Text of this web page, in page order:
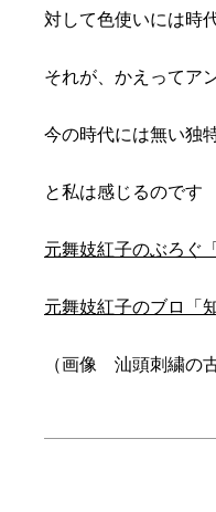
対して色使いには時
それが、かえってア
今の時代には無い独
と私は感じるのです
元舞妓紅子のぶろぐ
元舞妓紅子のブロ「
（画像 汕頭刺繍の